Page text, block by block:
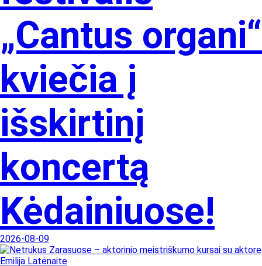
„Cantus organi“
kviečia į
išskirtinį
koncertą
Kėdainiuose!
2026-08-09